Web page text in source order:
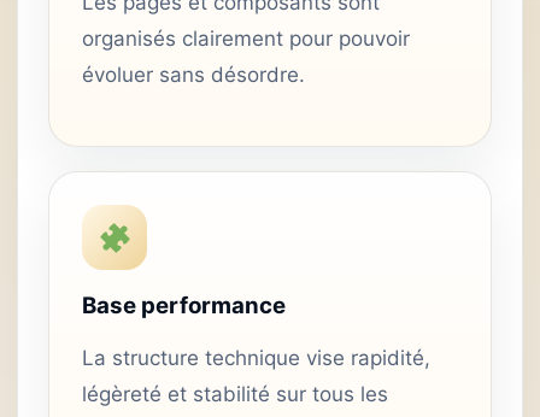
organisés clairement pour pouvoir
évoluer sans désordre.
Base performance
La structure technique vise rapidité,
légèreté et stabilité sur tous les